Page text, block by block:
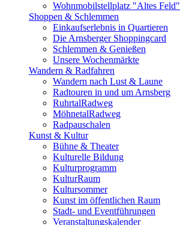
Wohnmobilstellplatz "Altes Feld"
Shoppen & Schlemmen
Einkaufserlebnis in Quartieren
Die Arnsberger Shoppingcard
Schlemmen & Genießen
Unsere Wochenmärkte
Wandern & Radfahren
Wandern nach Lust & Laune
Radtouren in und um Arnsberg
RuhrtalRadweg
MöhnetalRadweg
Radpauschalen
Kunst & Kultur
Bühne & Theater
Kulturelle Bildung
Kulturprogramm
KulturRaum
Kultursommer
Kunst im öffentlichen Raum
Stadt- und Eventführungen
Veranstaltungskalender